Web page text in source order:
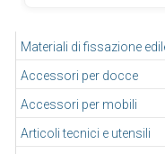
Materiali di fissazione
Accessori per docce
Accessori per mobili
Articoli tecnici e utensili